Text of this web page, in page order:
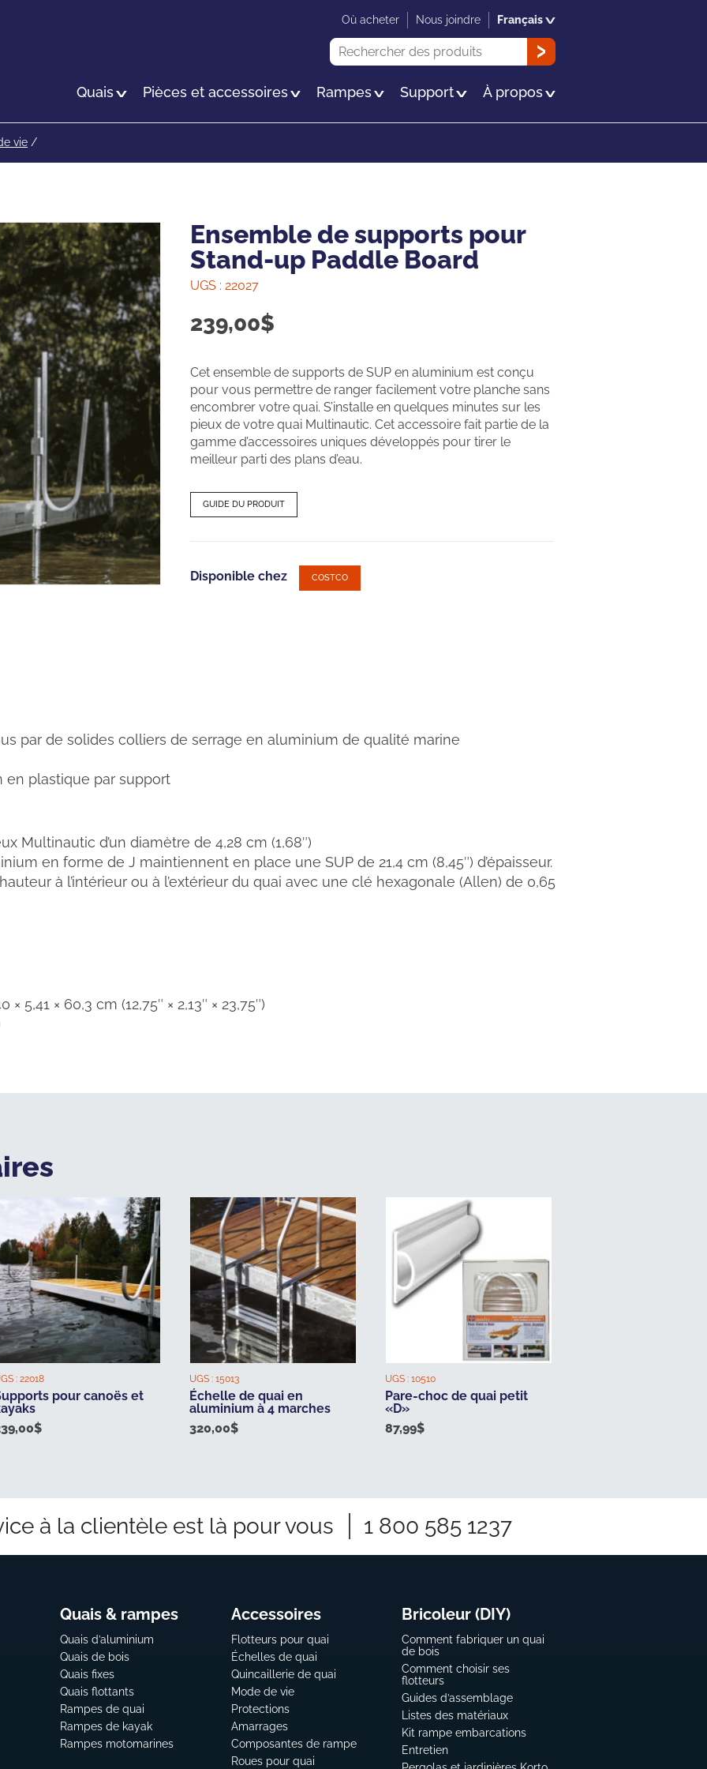
Quais Pièces et accessoires Rampes Support À propos
Recherche
OK
Où acheter Nous joindre Français
vie /
Ensemble de supports pour
Stand-up Paddle Board
UGS : 22027
239,00$
Cet ensemble de supports de SUP en aluminium est conçu
pour vous permettre de ranger facilement votre planche sans
encombrer votre quai. S’installe en quelques minutes sur les
pieux de votre quai Multinautic. Cet accessoire fait partie de la
gamme d’accessoires uniques développés pour tirer le
meilleur parti des plans d’eau.
GUIDE DU PRODUIT
Disponible chez COSTCO
par de solides colliers de serrage en aluminium de qualité marine
en plastique par support
Multinautic d’un diamètre de 4,28 cm (1,68″)
en forme de J maintiennent en place une SUP de 21,4 cm (8,45″) d’épaisseur.
à l’intérieur ou à l’extérieur du quai avec une clé hexagonale (Allen) de 0,65
5,41 × 60,3 cm (12,75″ × 2,13″ × 23,75″)
: 22018
pour canoës et
$
UGS : 15013
Échelle de quai en
aluminium à 4 marches
320,00$
UGS : 10510
Pare-choc de quai petit
«D»
87,99$
à la clientèle est là pour vous 1 800 585 1237
Quais & rampes
Quais d’aluminium
Quais de bois
Quais fixes
Quais flottants
Rampes de quai
Rampes de kayak
Rampes motomarines
Accessoires
Flotteurs pour quai
Échelles de quai
Quincaillerie de quai
Mode de vie
Protections
Amarrages
Composantes de rampe
Roues pour quai
Bricoleur (DIY)
Comment fabriquer un quai
de bois
Comment choisir ses
flotteurs
Guides d’assemblage
Listes des matériaux
Kit rampe embarcations
Entretien